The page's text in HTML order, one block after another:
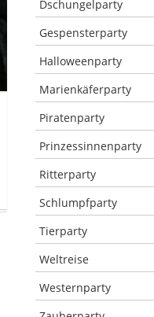
Dschungelparty
Gespensterparty
Halloweenparty
Marienkäferparty
Piratenparty
Prinzessinnenparty
Ritterparty
Schlumpfparty
Tierparty
Weltreise
Westernparty